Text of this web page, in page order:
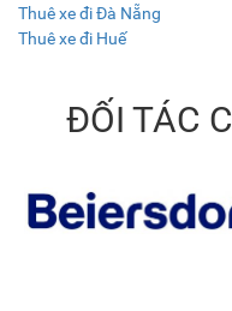
Thuê xe đi Đà Nẵng
Thuê xe đi Huế
ĐỐI TÁC